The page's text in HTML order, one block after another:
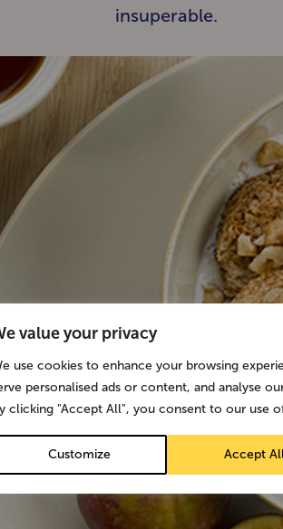
value your privacy
use cookies to enhance your browsing
personalised ads or content, and analyse
clicking "Accept All", you consent to our use
Customize Accept
insuperable.